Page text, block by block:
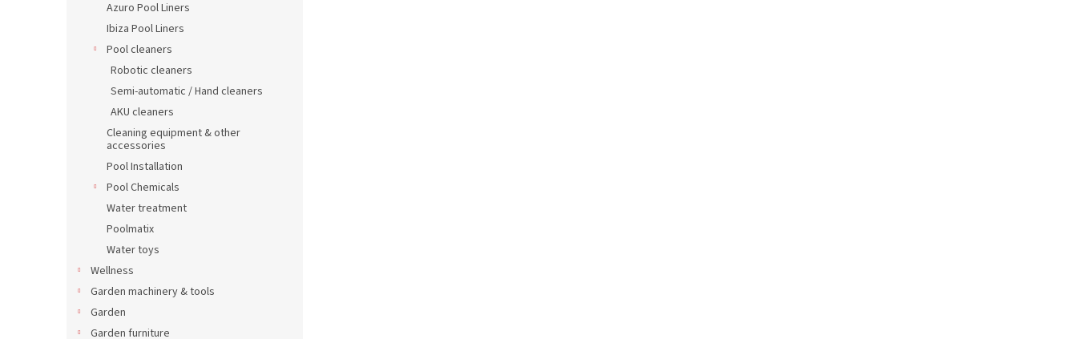
Azuro Pool Liners
Ibiza Pool Liners
Pool cleaners
Robotic cleaners
Semi-automatic / Hand cleaners
AKU cleaners
Cleaning equipment & other
accessories
Pool Installation
Pool Chemicals
Water treatment
Poolmatix
Water toys
Wellness
Garden machinery & tools
Garden
Garden furniture